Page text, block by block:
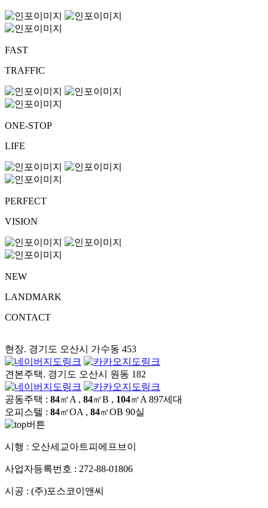
FAST
TRAFFIC
ONE-STOP
LIFE
PERFECT
VISION
NEW
LANDMARK
CONTACT
현장. 경기도 오산시 가수동 453
견본주택. 경기도 오산시 원동 182
공동주택 : 84㎡A , 84㎡B , 104㎡A897세대
오피스텔 : 84㎡OA , 84㎡OB 90실
시행 : 오산세교아트피에프브이
사업자등록번호 : 272-88-01806
시공 : (주)포스코이앤씨